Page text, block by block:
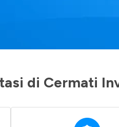
di Cermati